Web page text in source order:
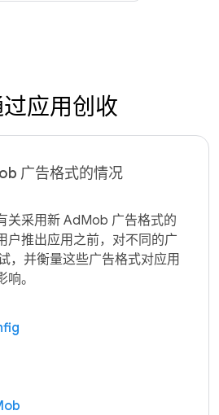
应用创收
广告格式的情况
关采用新 AdMob 广告格式的
户推出应用之前，对不同的广
，并衡量这些广告格式对应用